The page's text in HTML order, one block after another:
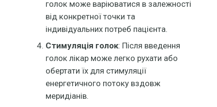
голок може варіюватися в залежності
від конкретної точки та
індивідуальних потреб пацієнта.
Стимуляція голок: Після введення
голок лікар може легко рухати або
обертати їх для стимуляції
енергетичного потоку вздовж
меридіанів.